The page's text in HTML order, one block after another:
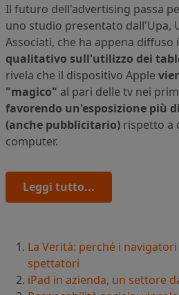
Il futuro dell'advertising passa
uno studio presentato dall'Upa,
Associati, che ha appena diffuso
qualitativo sull'utilizzo dei
rivela che il dispositivo Apple
"magico" al pari delle tv nei
favorendo un'esposizione più
(anche pubblicitario) rispetto a
computer.
Leggi tutto...
La Verità: perché i
spettatori
iPad in azienda, un settore